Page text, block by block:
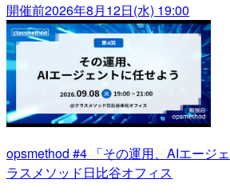
開催前2026年8月12日(水) 19:00
opsmethod #4 「その運用、AIエージ
ラスメソッド日比谷オフィス